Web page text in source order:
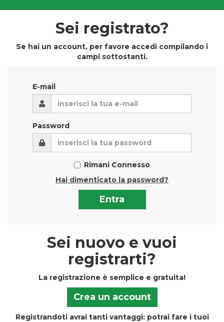
Sei registrato?
Se hai un account, per favore accedi compilando i
campi sottostanti.
E-mail
Password
Rimani Connesso
Hai dimenticato la password?
Sei nuovo e vuoi
registrarti?
La registrazione è semplice e gratuita!
Crea un account
Registrandoti avrai tanti vantaggi: potrai fare i tuoi